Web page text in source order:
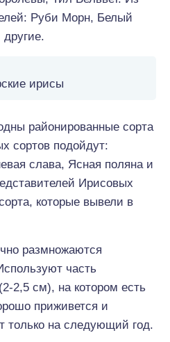
Руби Морн, Белый
ирисы
районированные сорта
сортов подойдут:
слава, Ясная поляна и
Ирисовых
которые вывели в
размножаются
часть
2,5 см), на котором есть
приживется и
только на следующий год.